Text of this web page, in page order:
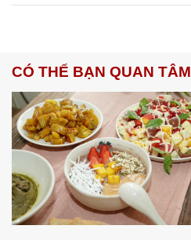
CÓ THỂ BẠN QUAN TÂM